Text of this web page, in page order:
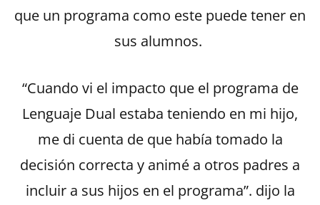
que un programa como este puede tener en
sus alumnos.
“Cuando vi el impacto que el programa de
Lenguaje Dual estaba teniendo en mi hijo,
me di cuenta de que había tomado la
decisión correcta y animé a otros padres a
incluir a sus hijos en el programa”. dijo la